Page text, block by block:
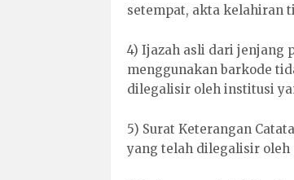
setempat, akta kelahiran
4) Ijazah asli dari jenjang
menggunakan barkode
dilegalisir oleh institusi
5) Surat Keterangan
yang telah dilegalisir